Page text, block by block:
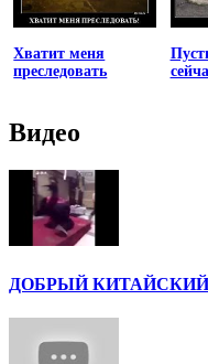
Хватит меня
преследовать
Видео
ДОБРЫЙ